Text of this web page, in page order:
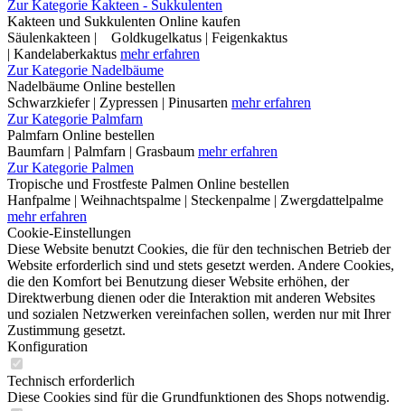
Zur Kategorie Kakteen - Sukkulenten
Kakteen und Sukkulenten Online kaufen
Säulenkakteen | Goldkugelkatus | Feigenkaktus
| Kandelaberkaktus mehr erfahren
Zur Kategorie Nadelbäume
Nadelbäume Online bestellen
Schwarzkiefer | Zypressen | Pinusarten mehr erfahren
Zur Kategorie Palmfarn
Palmfarn Online bestellen
Baumfarn | Palmfarn | Grasbaum mehr erfahren
Zur Kategorie Palmen
Tropische und Frostfeste Palmen Online bestellen
Hanfpalme | Weihnachtspalme | Steckenpalme | Zwergdattelpalme
mehr erfahren
Cookie-Einstellungen
Diese Website benutzt Cookies, die für den technischen Betrieb der
Website erforderlich sind und stets gesetzt werden. Andere Cookies,
die den Komfort bei Benutzung dieser Website erhöhen, der
Direktwerbung dienen oder die Interaktion mit anderen Websites
und sozialen Netzwerken vereinfachen sollen, werden nur mit Ihrer
Zustimmung gesetzt.
Konfiguration
Technisch erforderlich
Diese Cookies sind für die Grundfunktionen des Shops notwendig.